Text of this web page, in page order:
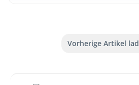
Vorherige Artikel